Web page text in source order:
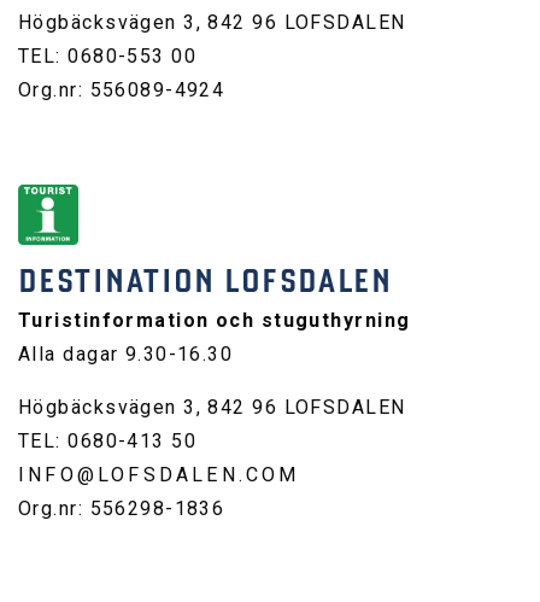
DESTINATION LOFSDALEN
Turistinformation och stuguthyrning
Alla dagar 9.30-16.30
Högbäcksvägen 3, 842 96 LOFSDALEN
TEL: 0680-413 50
INFO@LOFSDALEN.COM
Org.nr: 556298-1836
Högbäcksvägen 3, 842 96 LOFSDALEN
TEL: 0680-553 00
Org.nr: 556089-4924